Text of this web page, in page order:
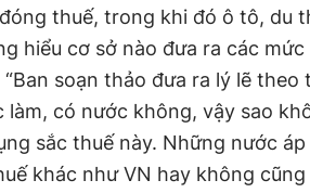
thuế, trong khi đó ô tô, du
hiểu cơ sở nào đưa ra các mức
soạn thảo đưa ra lý lẽ theo
có nước không, vậy sao
sắc thuế này. Những nước
khác như VN hay không